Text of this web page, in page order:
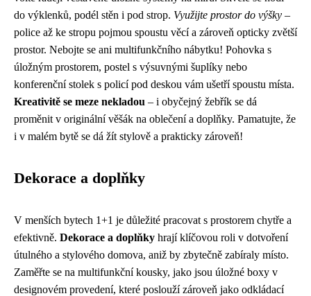
do výklenků, podél stěn i pod strop. Využijte prostor do výšky –
police až ke stropu pojmou spoustu věcí a zároveň opticky zvětší
prostor. Nebojte se ani multifunkčního nábytku! Pohovka s
úložným prostorem, postel s výsuvnými šuplíky nebo
konferenční stolek s policí pod deskou vám ušetří spoustu místa.
Kreativitě se meze nekladou – i obyčejný žebřík se dá
proměnit v originální věšák na oblečení a doplňky. Pamatujte, že
i v malém bytě se dá žít stylově a prakticky zároveň!
Dekorace a doplňky
V menších bytech 1+1 je důležité pracovat s prostorem chytře a
efektivně. Dekorace a doplňky hrají klíčovou roli v dotvoření
útulného a stylového domova, aniž by zbytečně zabíraly místo.
Zaměřte se na multifunkční kousky, jako jsou úložné boxy v
designovém provedení, které poslouží zároveň jako odkládací